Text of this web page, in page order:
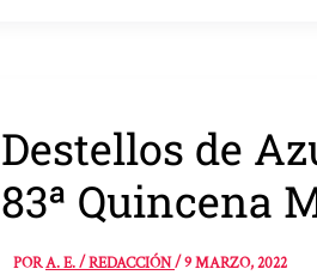
Destellos de
83ª Quincena
PORA. E. / REDACCIÓN/9 MARZO, 2022